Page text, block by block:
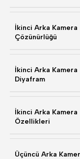
İkinci Arka Kamera
Çözünürlüğü
İkinci Arka Kamera
Diyafram
İkinci Arka Kamera
Özellikleri
Üçüncü Arka